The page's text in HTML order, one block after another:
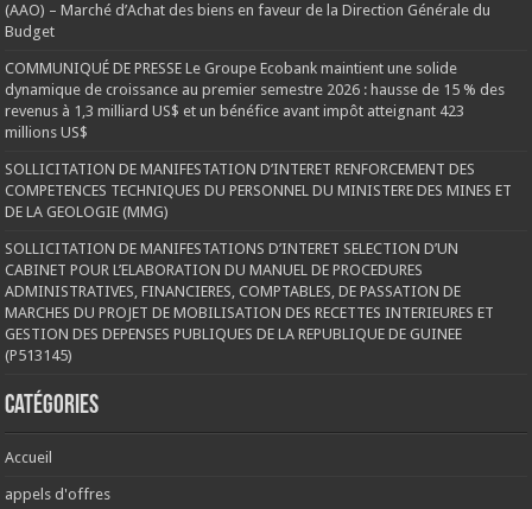
(AAO) – Marché d’Achat des biens en faveur de la Direction Générale du
Budget
COMMUNIQUÉ DE PRESSE Le Groupe Ecobank maintient une solide
dynamique de croissance au premier semestre 2026 : hausse de 15 % des
revenus à 1,3 milliard US$ et un bénéfice avant impôt atteignant 423
millions US$
SOLLICITATION DE MANIFESTATION D’INTERET RENFORCEMENT DES
COMPETENCES TECHNIQUES DU PERSONNEL DU MINISTERE DES MINES ET
DE LA GEOLOGIE (MMG)
SOLLICITATION DE MANIFESTATIONS D’INTERET SELECTION D’UN
CABINET POUR L’ELABORATION DU MANUEL DE PROCEDURES
ADMINISTRATIVES, FINANCIERES, COMPTABLES, DE PASSATION DE
MARCHES DU PROJET DE MOBILISATION DES RECETTES INTERIEURES ET
GESTION DES DEPENSES PUBLIQUES DE LA REPUBLIQUE DE GUINEE
(P513145)
Catégories
Accueil
appels d'offres